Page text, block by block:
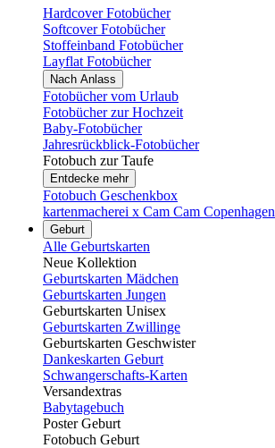
Hardcover Fotobücher
Softcover Fotobücher
Stoffeinband Fotobücher
Layflat Fotobücher
Nach Anlass
Fotobücher vom Urlaub
Fotobücher zur Hochzeit
Baby-Fotobücher
Jahresrückblick-Fotobücher
Fotobuch zur Taufe
Entdecke mehr
Fotobuch Geschenkbox
kartenmacherei x Cam Cam Copenhagen
Geburt
Alle Geburtskarten
Neue Kollektion
Geburtskarten Mädchen
Geburtskarten Jungen
Geburtskarten Unisex
Geburtskarten Zwillinge
Geburtskarten Geschwister
Dankeskarten Geburt
Schwangerschafts-Karten
Versandextras
Babytagebuch
Poster Geburt
Fotobuch Geburt